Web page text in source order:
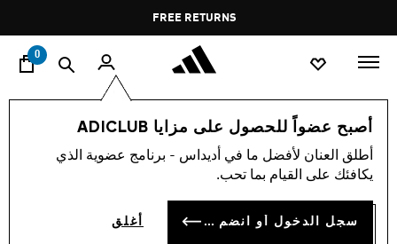
Pause
promotion
rotation
FREE RETURNS
0
أصبح عضواً للحصول على مزايا ADICLUB
أطلق العنان لأفضل ما في أديداس - برنامج عضوية الذي
يكافئك على القيام بما تحب.
سجل الدخول أو انضم الآن أغلق
النساء
-45%
حذاء SUPERNOVA